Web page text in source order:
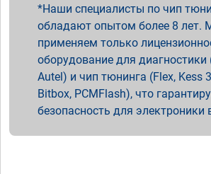
Наши специалисты по чип
обладают опытом более 8 лет.
применяем только
оборудование для диагностики
Autel) и чип тюнинга (Flex, Kess
Bitbox, PCMFlash), что
безопасность для электроники